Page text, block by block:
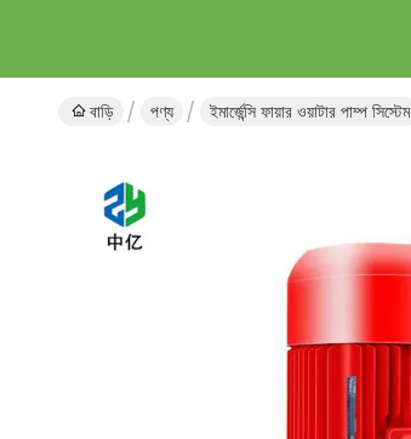
বাড়ি পণ্য ইমার্জেন্সি ফায়ার ওয়াটার পাম্প সিস্টেম